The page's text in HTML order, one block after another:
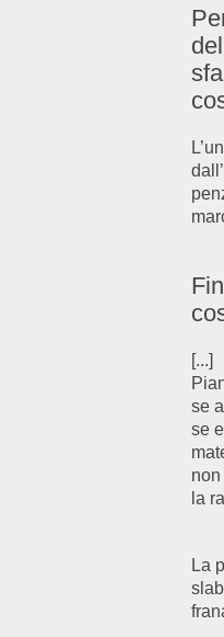
[...]
se
se
la
La